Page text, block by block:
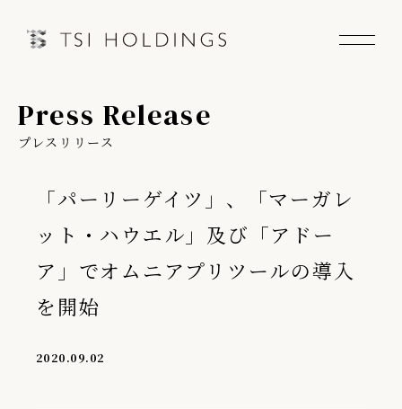
Information
Brand News
Our Purpose
Sustainability
Press Release
プレスリリース
「パーリーゲイツ」、「マーガレ
ット・ハウエル」及び「アドー
ア」でオムニアプリツールの導入
を開始
2020.09.02